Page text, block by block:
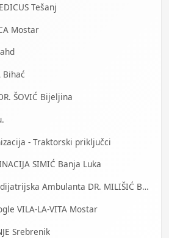
Tešanj
Mostar
Bihać
ŠOVIĆ Bijeljina
- Traktorski priključci
SIMIĆ Banja Luka
Z.U. Specijalistička Pedijatrijska Ambulanta DR. MILIŠIĆ Banja Luka
VILA-LA-VITA Mostar
Srebrenik